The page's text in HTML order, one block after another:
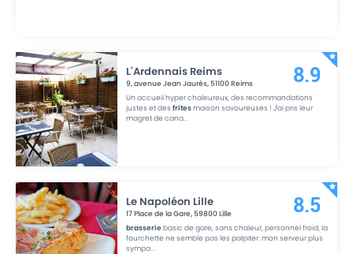
L'Ardennais Reims
9, avenue Jean Jaurès,51100Reims
Un accueil hyper chaleureux, des recommandations
justes et desfritesmaison savoureuses ! J'ai pris leur
magret de cana...
8.9
Le Napoléon Lille
17 Place de la Gare,59800Lille
brasseriebasic de gare, sans chaleur, personnel froid, la
fourchette ne semble pas les palpiter. mon serveur plus
sympa...
8.5